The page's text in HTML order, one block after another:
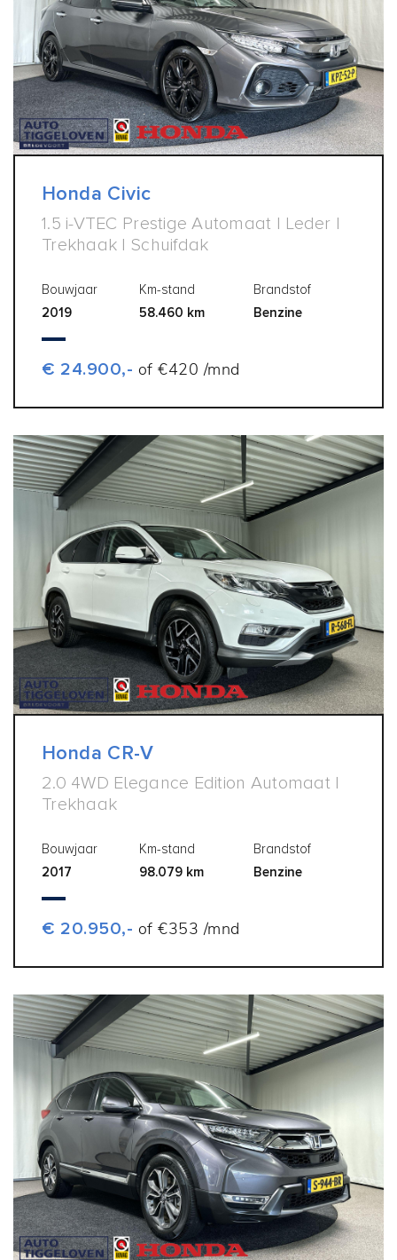
Honda Civic
1.5 i-VTEC Prestige Automaat | Leder |
Trekhaak | Schuifdak
Bouwjaar
2019
Km-stand
58.460 km
Brandstof
Benzine
€ 24.900,- of €420 /mnd
Honda CR-V
2.0 4WD Elegance Edition Automaat |
Trekhaak
Bouwjaar
2017
Km-stand
98.079 km
Brandstof
Benzine
€ 20.950,- of €353 /mnd